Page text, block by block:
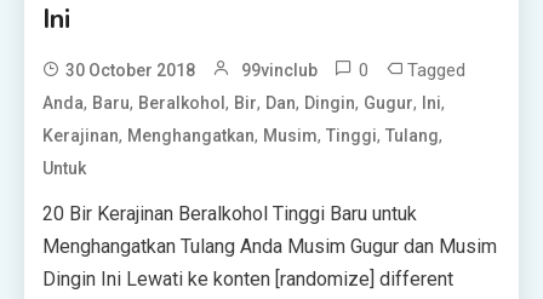
Ini
30 October 2018 99vinclub 0 Tagged
Anda, Baru, Beralkohol, Bir, Dan, Dingin, Gugur, Ini,
Kerajinan, Menghangatkan, Musim,Tinggi,Tulang,
Untuk
20 Bir Kerajinan Beralkohol Tinggi Baru untuk
Menghangatkan Tulang Anda Musim Gugur dan Musim
Dingin Ini Lewati ke konten [randomize] different